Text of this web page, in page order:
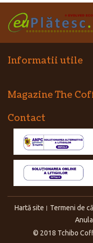
Informatii utile
Magazine The
Contact
Hartă site Termeni de
© 2018 Tchibo